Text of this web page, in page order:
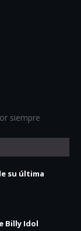
siempre
su última
Billy Idol